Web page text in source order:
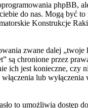
phpBB,
do nas. Mogą być
Konstrukcje
zwane dalej „twoje
są chronione przez
ich jest konieczne, czy
lub wyłączenia
to umożliwia dostęp